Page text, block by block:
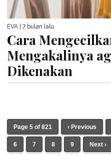
EVA | 7 bulan lalu
Cara
Mengakalinya
Dikenakan
Page 5 of 821 ‹ Previous
6 7 8 9 Next ›